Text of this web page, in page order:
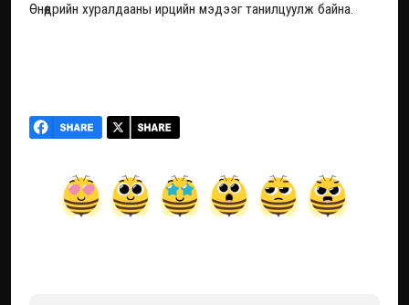
Өнөөдрийн хуралдааны ирцийн мэдээг танилцуулж байна.